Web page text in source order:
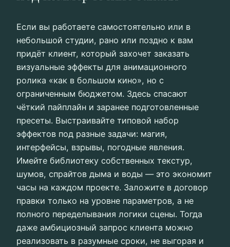
Если вы работаете самостоятельно или в
небольшой студии, рано или поздно к вам
придёт клиент, который захочет заказать
визуальные эффекты для анимационного
ролика «как в большом кино», но с
ограниченным бюджетом. Здесь спасают
чёткий пайплайн и заранее подготовленные
пресеты. Выстраивайте типовой набор
эффектов под разные задачи: магия,
интерфейсы, взрывы, погодные явления.
Имейте библиотеку собственных текстур,
шумов, спрайтов дыма и воды — это экономит
часы на каждом проекте. Заложите в договор
правки только на уровне параметров, а не
полного переделывания логики сцены. Тогда
даже амбициозный запрос клиента можно
реализовать в разумные сроки, не выгорая и